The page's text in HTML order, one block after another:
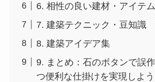
6. 相性の良い建材・アイテム
7. 建築テクニック・豆知識
8. 建築アイデア集
9. まとめ：石のボタンで誤
つ便利な仕掛けを実現しよう